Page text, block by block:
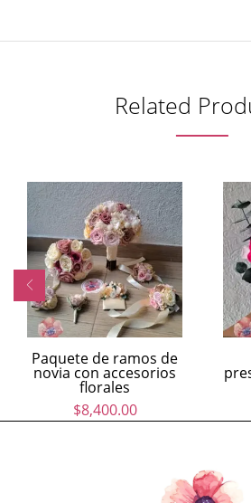
Related
Paquete de ramos de
novia con accesorios
florales
$8,400.00